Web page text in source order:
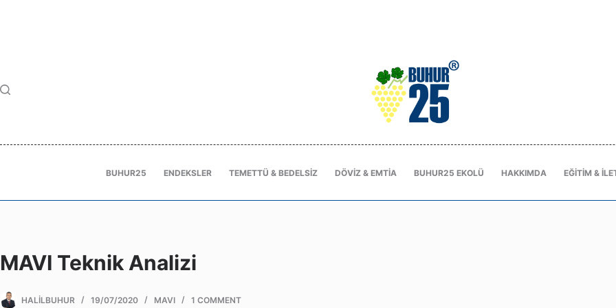
BUHUR25 ENDEKSLER TEMETTÜ & BEDELSIZ DÖVIZ & EMTIA BUHUR25 EKOLÜ HAKKIMDA EĞITIM &
MAVI Teknik Analizi
HALILBUHUR 19/07/2020 MAVI 1 COMMENT